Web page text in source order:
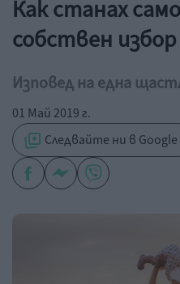
Как станах
собствен избор
Изповед на една
01 Май 2019 г.
Следвайте ни в Google